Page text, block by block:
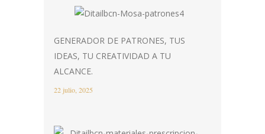
GENERADOR DE PATRONES, TUS
IDEAS, TU CREATIVIDAD A TU
ALCANCE.
22 julio, 2025